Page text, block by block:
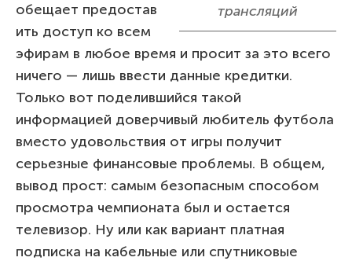
трансляций
обещает предостав
ить доступ ко всем
эфирам в любое время и просит за это всего
ничего — лишь ввести данные кредитки.
Только вот поделившийся такой
информацией доверчивый любитель футбола
вместо удовольствия от игры получит
серьезные финансовые проблемы. В общем,
вывод прост: самым безопасным способом
просмотра чемпионата был и остается
телевизор. Ну или как вариант платная
подписка на кабельные или спутниковые